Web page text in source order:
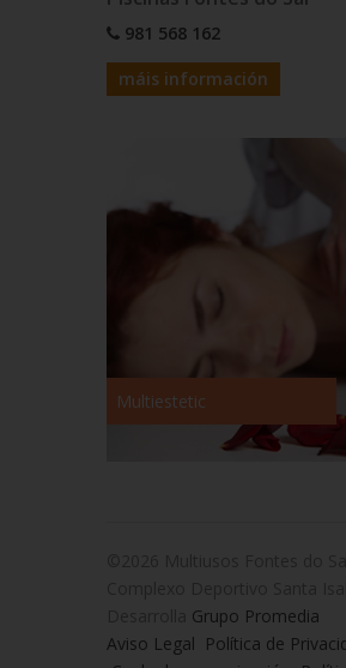
981 568 162
máis información
Multiestetic
Grupo Promedia
Aviso Legal Política de